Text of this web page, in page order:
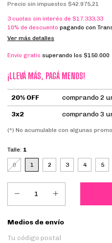
Precio sin impuestos $42.975,21
3 cuotas sin interés de $17.333,33
10% de descuento pagando con
Ver más detalles
Envío gratis superando los $150.000
¡LLEVÁ MÁS, PAGÁ MENOS!
20% OFF
comprando 2
3x2
comprando 3
(*) No acumulable con algunas
Talle: 1
0 1 2 3 4 5
Entregas para el CP:
Medios de envío